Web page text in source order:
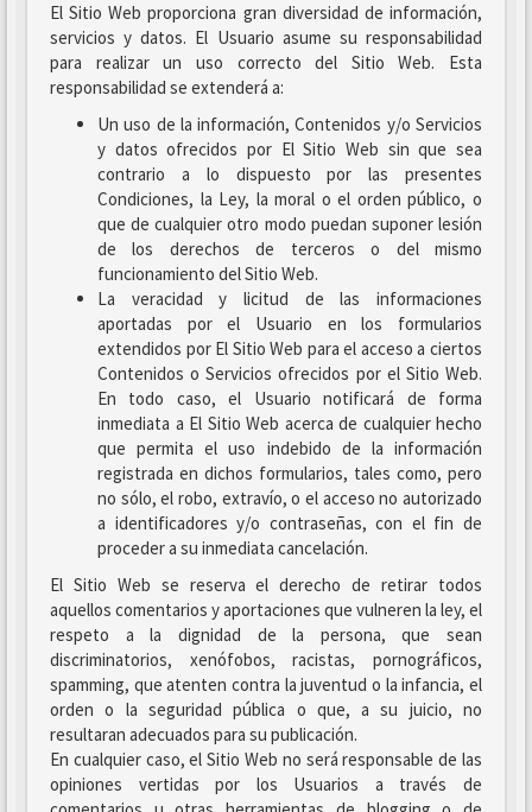
El Sitio Web proporciona gran diversidad de información,
servicios y datos. El Usuario asume su responsabilidad
para realizar un uso correcto del Sitio Web. Esta
responsabilidad se extenderá a:
Un uso de la información, Contenidos y/o Servicios
y datos ofrecidos por El Sitio Web sin que sea
contrario a lo dispuesto por las presentes
Condiciones, la Ley, la moral o el orden público, o
que de cualquier otro modo puedan suponer lesión
de los derechos de terceros o del mismo
funcionamiento del Sitio Web.
La veracidad y licitud de las informaciones
aportadas por el Usuario en los formularios
extendidos por El Sitio Web para el acceso a ciertos
Contenidos o Servicios ofrecidos por el Sitio Web.
En todo caso, el Usuario notificará de forma
inmediata a El Sitio Web acerca de cualquier hecho
que permita el uso indebido de la información
registrada en dichos formularios, tales como, pero
no sólo, el robo, extravío, o el acceso no autorizado
a identificadores y/o contraseñas, con el fin de
proceder a su inmediata cancelación.
El Sitio Web se reserva el derecho de retirar todos
aquellos comentarios y aportaciones que vulneren la ley, el
respeto a la dignidad de la persona, que sean
discriminatorios, xenófobos, racistas, pornográficos,
spamming, que atenten contra la juventud o la infancia, el
orden o la seguridad pública o que, a su juicio, no
resultaran adecuados para su publicación.
En cualquier caso, el Sitio Web no será responsable de las
opiniones vertidas por los Usuarios a través de